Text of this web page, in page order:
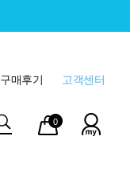
고객센터
구매후기
마이
페이
장바
구니
0